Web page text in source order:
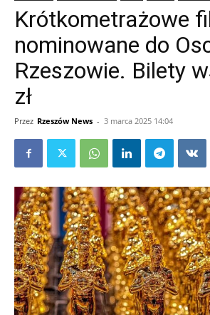
Krótkometrażowe
nominowane do
Rzeszowie. Bilety
zł
Przez Rzeszów News - 3 marca 2025 14:04